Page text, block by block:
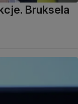
Bruksela